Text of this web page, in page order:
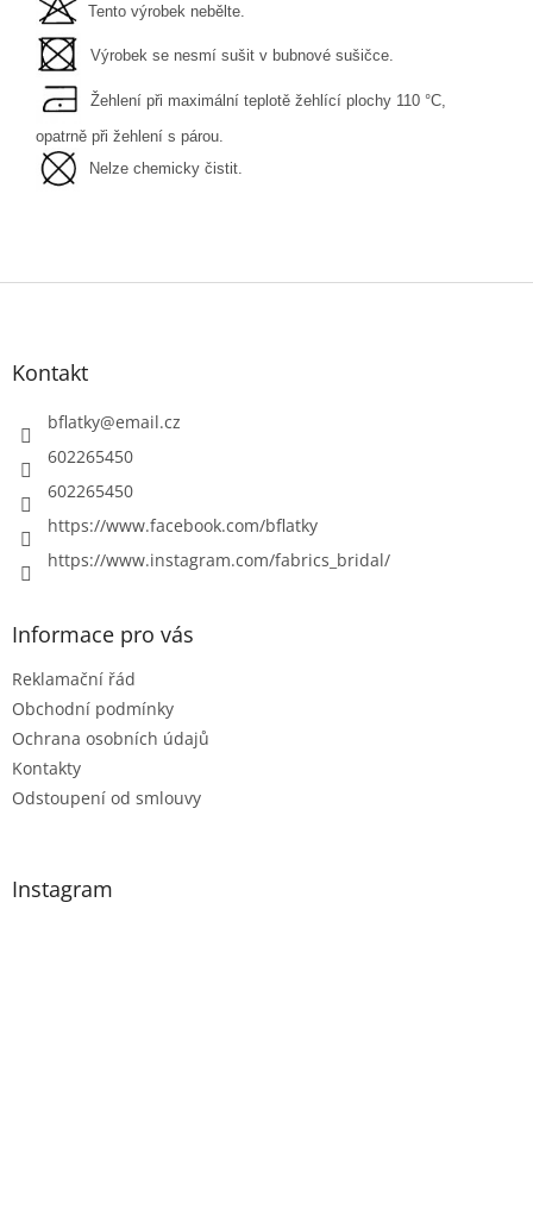
Tento výrobek nebělte.
Výrobek se nesmí sušit v bubnové sušičce.
Žehlení při maximální teplotě žehlící plochy 110 °C,
opatrně při žehlení s párou.
Nelze chemicky čistit.
Z
Kontakt
bflatky@email.cz
602265450
602265450
https://www.facebook.com/bflatky
https://www.instagram.com/fabrics_bridal/
Informace pro vás
Reklamační řád
Obchodní podmínky
Ochrana osobních údajů
Kontakty
Odstoupení od smlouvy
Instagram